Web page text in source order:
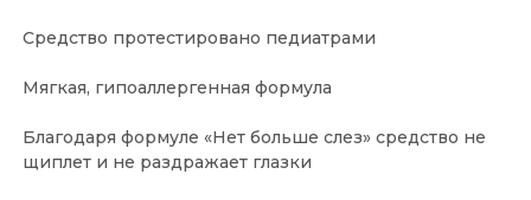
Средство протестировано педиатрами
Мягкая, гипоаллергенная формула
Благодаря формуле «Нет больше слез» средство не
щиплет и не раздражает глазки